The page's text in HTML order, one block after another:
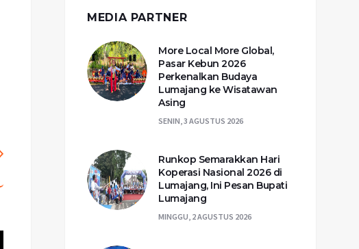
MEDIA PARTNER
More Local More Global,
Pasar Kebun 2026
Perkenalkan Budaya
Lumajang ke Wisatawan
Asing
SENIN, 3 AGUSTUS 2026
Runkop Semarakkan Hari
Koperasi Nasional 2026 di
Lumajang, Ini Pesan Bupati
Lumajang
MINGGU, 2 AGUSTUS 2026